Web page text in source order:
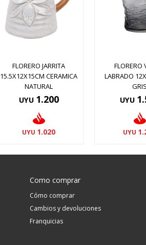
FLORERO JARRITA
15.5X12X15CM CERAMICA
NATURAL
UYU 1.200
UYU 1.020
FLORERO
LABRADO
GRIS
UYU
UYU
Como comprar
Cómo comprar
Cambios y devoluciones
Franquicias